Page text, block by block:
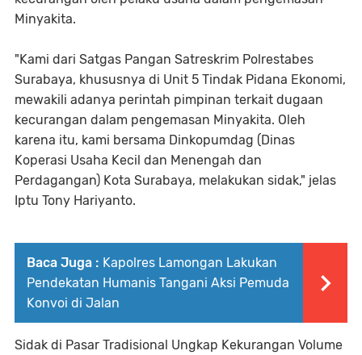
Minyakita.
"Kami dari Satgas Pangan Satreskrim Polrestabes
Surabaya, khususnya di Unit 5 Tindak Pidana Ekonomi,
mewakili adanya perintah pimpinan terkait dugaan
kecurangan dalam pengemasan Minyakita. Oleh
karena itu, kami bersama Dinkopumdag (Dinas
Koperasi Usaha Kecil dan Menengah dan
Perdagangan) Kota Surabaya, melakukan sidak," jelas
Iptu Tony Hariyanto.
Baca Juga : Kapolres Lamongan Lakukan
Pendekatan Humanis Tangani Aksi Pemuda
Konvoi di Jalan
Sidak di Pasar Tradisional Ungkap Kekurangan Volume